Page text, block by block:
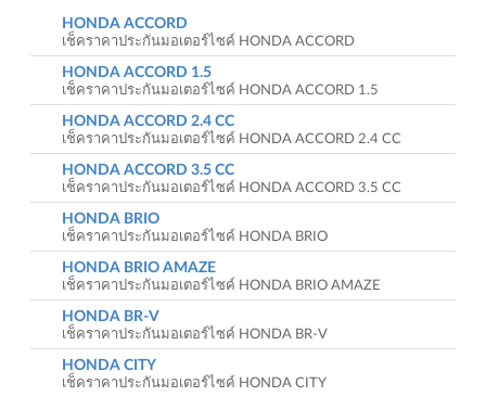
HONDA ACCORD
เช็คราคาประกันมอเตอร์ไซค์ HONDA ACCORD
HONDA ACCORD 1.5
เช็คราคาประกันมอเตอร์ไซค์ HONDA ACCORD 1.5
HONDA ACCORD 2.4 CC
เช็คราคาประกันมอเตอร์ไซค์ HONDA ACCORD 2.4 CC
HONDA ACCORD 3.5 CC
เช็คราคาประกันมอเตอร์ไซค์ HONDA ACCORD 3.5 CC
HONDA BRIO
เช็คราคาประกันมอเตอร์ไซค์ HONDA BRIO
HONDA BRIO AMAZE
เช็คราคาประกันมอเตอร์ไซค์ HONDA BRIO AMAZE
HONDA BR-V
เช็คราคาประกันมอเตอร์ไซค์ HONDA BR-V
HONDA CITY
เช็คราคาประกันมอเตอร์ไซค์ HONDA CITY